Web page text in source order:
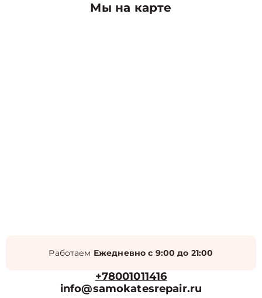
Мы на карте
Работаем Ежедневно с 9:00 до 21:00
+78001011416
info@samokatesrepair.ru